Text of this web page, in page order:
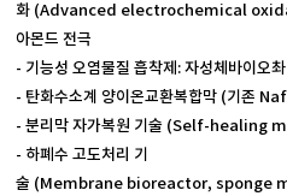
화 (Advanced electrochemical
아몬드 전극
- 기능성 오염물질 흡착제: 자성체바이오촤
- 탄화수소계 양이온교환복합막 (기존
- 분리막 자가복원 기술 (Self-
- 하폐수 고도처리 기
술 (Membrane bioreactor, sponge